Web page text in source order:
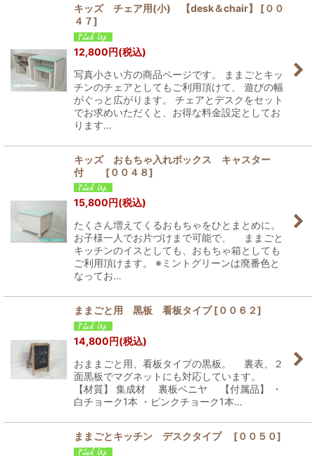
キッズ チェア用(小) 【desk＆chair】 [００
４７]
12,800円(税込)
写真小さい方の商品ページです。 ままごとキッ
チンのチェアとしてもご利用頂けて、 遊びの幅
がぐっと広がります。 チェアとデスクをセット
でお求めいただくと、お得な料金設定としてお
ります…
キッズ おもちゃ入れボックス キャスター
付
[００４８]
15,800円(税込)
たくさん増えてくるおもちゃをひとまとめに。
お子様一人でお片づけまで可能で、 ままごと
キッチンのイスとしても、おもちゃ箱としても
ご利用頂けます。 ※ミントグリーンは廃番色と
なってお…
ままごと用 黒板 看板タイプ [００６２]
14,800円(税込)
おままごと用、看板タイプの黒板。 裏表、２
面黒板でマグネットにも対応しています。
【材質】 集成材 裏板ベニヤ 【付属品】 ・
白チョーク1本 ・ピンクチョーク1本…
ままごとキッチン デスクタイプ [００５０]